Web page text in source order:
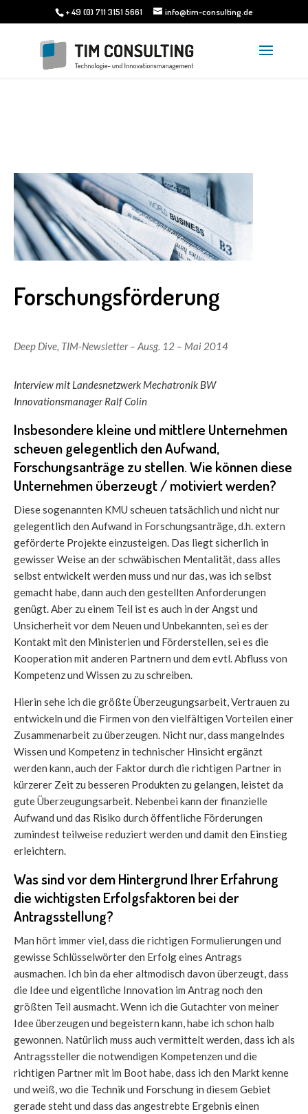
+ 49 (0) 711 3151 5661 info@tim-consulting.de
Forschungsförderung
Deep Dive, TIM-Newsletter – Ausg. 12 – Mai 2014
Interview mit Landesnetzwerk Mechatronik BW
Innovationsmanager Ralf Colin
Insbesondere kleine und mittlere Unternehmen
scheuen gelegentlich den Aufwand,
Forschungsanträge zu stellen. Wie können diese
Unternehmen überzeugt / motiviert werden?
Diese sogenannten KMU scheuen tatsächlich und nicht nur
gelegentlich den Aufwand in Forschungsanträge, d.h. extern
geförderte Projekte einzusteigen. Das liegt sicherlich in
gewisser Weise an der schwäbischen Mentalität, dass alles
selbst entwickelt werden muss und nur das, was ich selbst
gemacht habe, dann auch den gestellten Anforderungen
genügt. Aber zu einem Teil ist es auch in der Angst und
Unsicherheit vor dem Neuen und Unbekannten, sei es der
Kontakt mit den Ministerien und Förderstellen, sei es die
Kooperation mit anderen Partnern und dem evtl. Abfluss von
Kompetenz und Wissen zu zu schreiben.
Hierin sehe ich die größte Überzeugungsarbeit, Vertrauen zu
entwickeln und die Firmen von den vielfältigen Vorteilen einer
Zusammenarbeit zu überzeugen. Nicht nur, dass mangelndes
Wissen und Kompetenz in technischer Hinsicht ergänzt
werden kann, auch der Faktor durch die richtigen Partner in
kürzerer Zeit zu besseren Produkten zu gelangen, leistet da
gute Überzeugungsarbeit. Nebenbei kann der finanzielle
Aufwand und das Risiko durch öffentliche Förderungen
zumindest teilweise reduziert werden und damit den Einstieg
erleichtern.
Was sind vor dem Hintergrund Ihrer Erfahrung
die wichtigsten Erfolgsfaktoren bei der
Antragsstellung?
Man hört immer viel, dass die richtigen Formulierungen und
gewisse Schlüsselwörter den Erfolg eines Antrags
ausmachen. Ich bin da eher altmodisch davon überzeugt, dass
die Idee und eigentliche Innovation im Antrag noch den
größten Teil ausmacht. Wenn ich die Gutachter von meiner
Idee überzeugen und begeistern kann, habe ich schon halb
gewonnen. Natürlich muss auch vermittelt werden, dass ich als
Antragssteller die notwendigen Kompetenzen und die
richtigen Partner mit im Boot habe, dass ich den Markt kenne
und weiß, wo die Technik und Forschung in diesem Gebiet
gerade steht und dass das angestrebte Ergebnis einen